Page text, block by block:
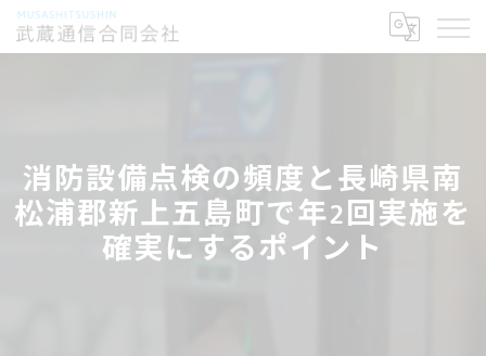
消防設備点検の頻度と長崎県南
松浦郡新上五島町で年2回実施を
確実にするポイント